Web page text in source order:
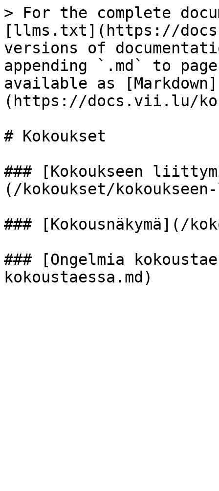
> For the complete
[llms.txt](https://
versions of
appending `.md` to
available as [Markdown]
(https://docs.vii.lu/
# Kokoukset
### [Kokoukseen
(/kokoukset/
### [Kokousnäkymä](/
### [Ongelmia